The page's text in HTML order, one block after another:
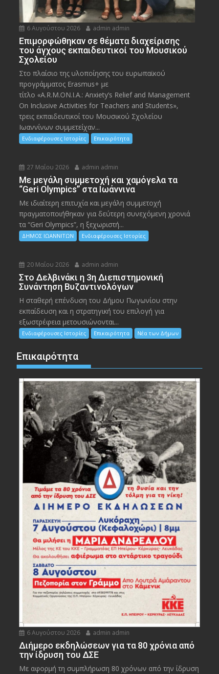
6 Αυγούστου 2026 admin admin
Eπιμορφώθηκαν σε θέματα διαχείρισης
του άγχους εκπαιδευτικοί του Μουσικού
Σχολείου
Στο πλαίσιο της υλοποίησης του ευρωπαϊκού
προγράμματος Erasmus+ με
τίτλο «A.R.M.ON.I.A.: Anxiety’s Relief and Management
On Inclusive Activities for Teachers and Students»,
τρεις εκπαιδευτικοί του Μουσικού Σχολείου
Ιωαννίνων συμμετείχαν...
Ενδιαφέρουσες Ιστορίες Επικαιρότητα
27 Μαΐου 2026 admin admin
Με μεγάλη συμμετοχή και χαμόγελα τα
“Geri Olympics” στα Ιωάννινα
Με ιδιαίτερη επιτυχία και μεγάλη συμμετοχή
πραγματοποιήθηκαν για δεύτερη συνεχόμενη χρονιά
τα “Geri Olympics”, η ξεχωριστή...
ΔΗΜΟΣ ΙΩΑΝΝΙΤΩΝ Ενδιαφέρουσες Ιστορίες
20 Μαΐου 2026 admin admin
Στο Δελβινάκι η 3η Διεπιστημονική
Συνάντηση Βυζαντινολόγων
Η σταθερή επένδυση του Δήμου Πωγωνίου στην
εκπαίδευση και η στρατηγική του επιλογή για
εξωστρέφεια μετουσιώνονται...
Ενδιαφέρουσες Ιστορίες Επικαιρότητα Νέα των Δήμων
Επικαιρότητα
6 Αυγούστου 2026 admin admin
Διήμερο εκδηλώσεων για τα 80 χρόνια από
την ίδρυση του ΔΣΕ
Με αφορμή τη συμπλήρωση 80 χρόνων από την ίδρυση